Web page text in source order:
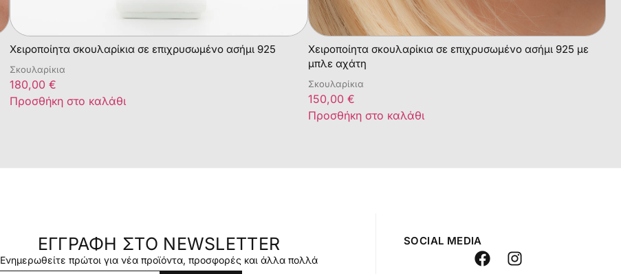
Χειροποίητα σκουλαρίκια σε επιχρυσωμένο ασήμι 925
Σκουλαρίκια
180,00€
Προσθήκη στο καλάθι
Χειροποίητα σκουλαρίκια σε επιχρυσωμένο ασήμι 925 με
μπλε αχάτη
Σκουλαρίκια
150,00 €
Προσθήκη στο καλάθι
ΕΓΓΡΑΦΗ ΣΤΟ NEWSLETTER
Ενημερωθείτε πρώτοι για νέα προϊόντα, προσφορές και άλλα πολλά
SOCIAL MEDIA